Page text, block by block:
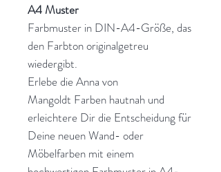
A4 Muster
Farbmuster in DIN-A4-Größe, das
den Farbton originalgetreu
wiedergibt.
Erlebe die Anna von
Mangoldt Farben hautnah und
erleichtere Dir die Entscheidung für
Deine neuen Wand- oder
Möbelfarben mit einem